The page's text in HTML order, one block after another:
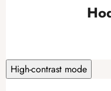
High-contrast mode